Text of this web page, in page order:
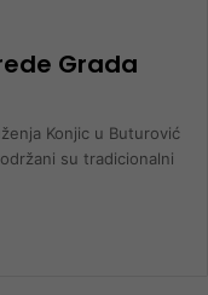
Grada
Konjic u Buturović
su tradicionalni